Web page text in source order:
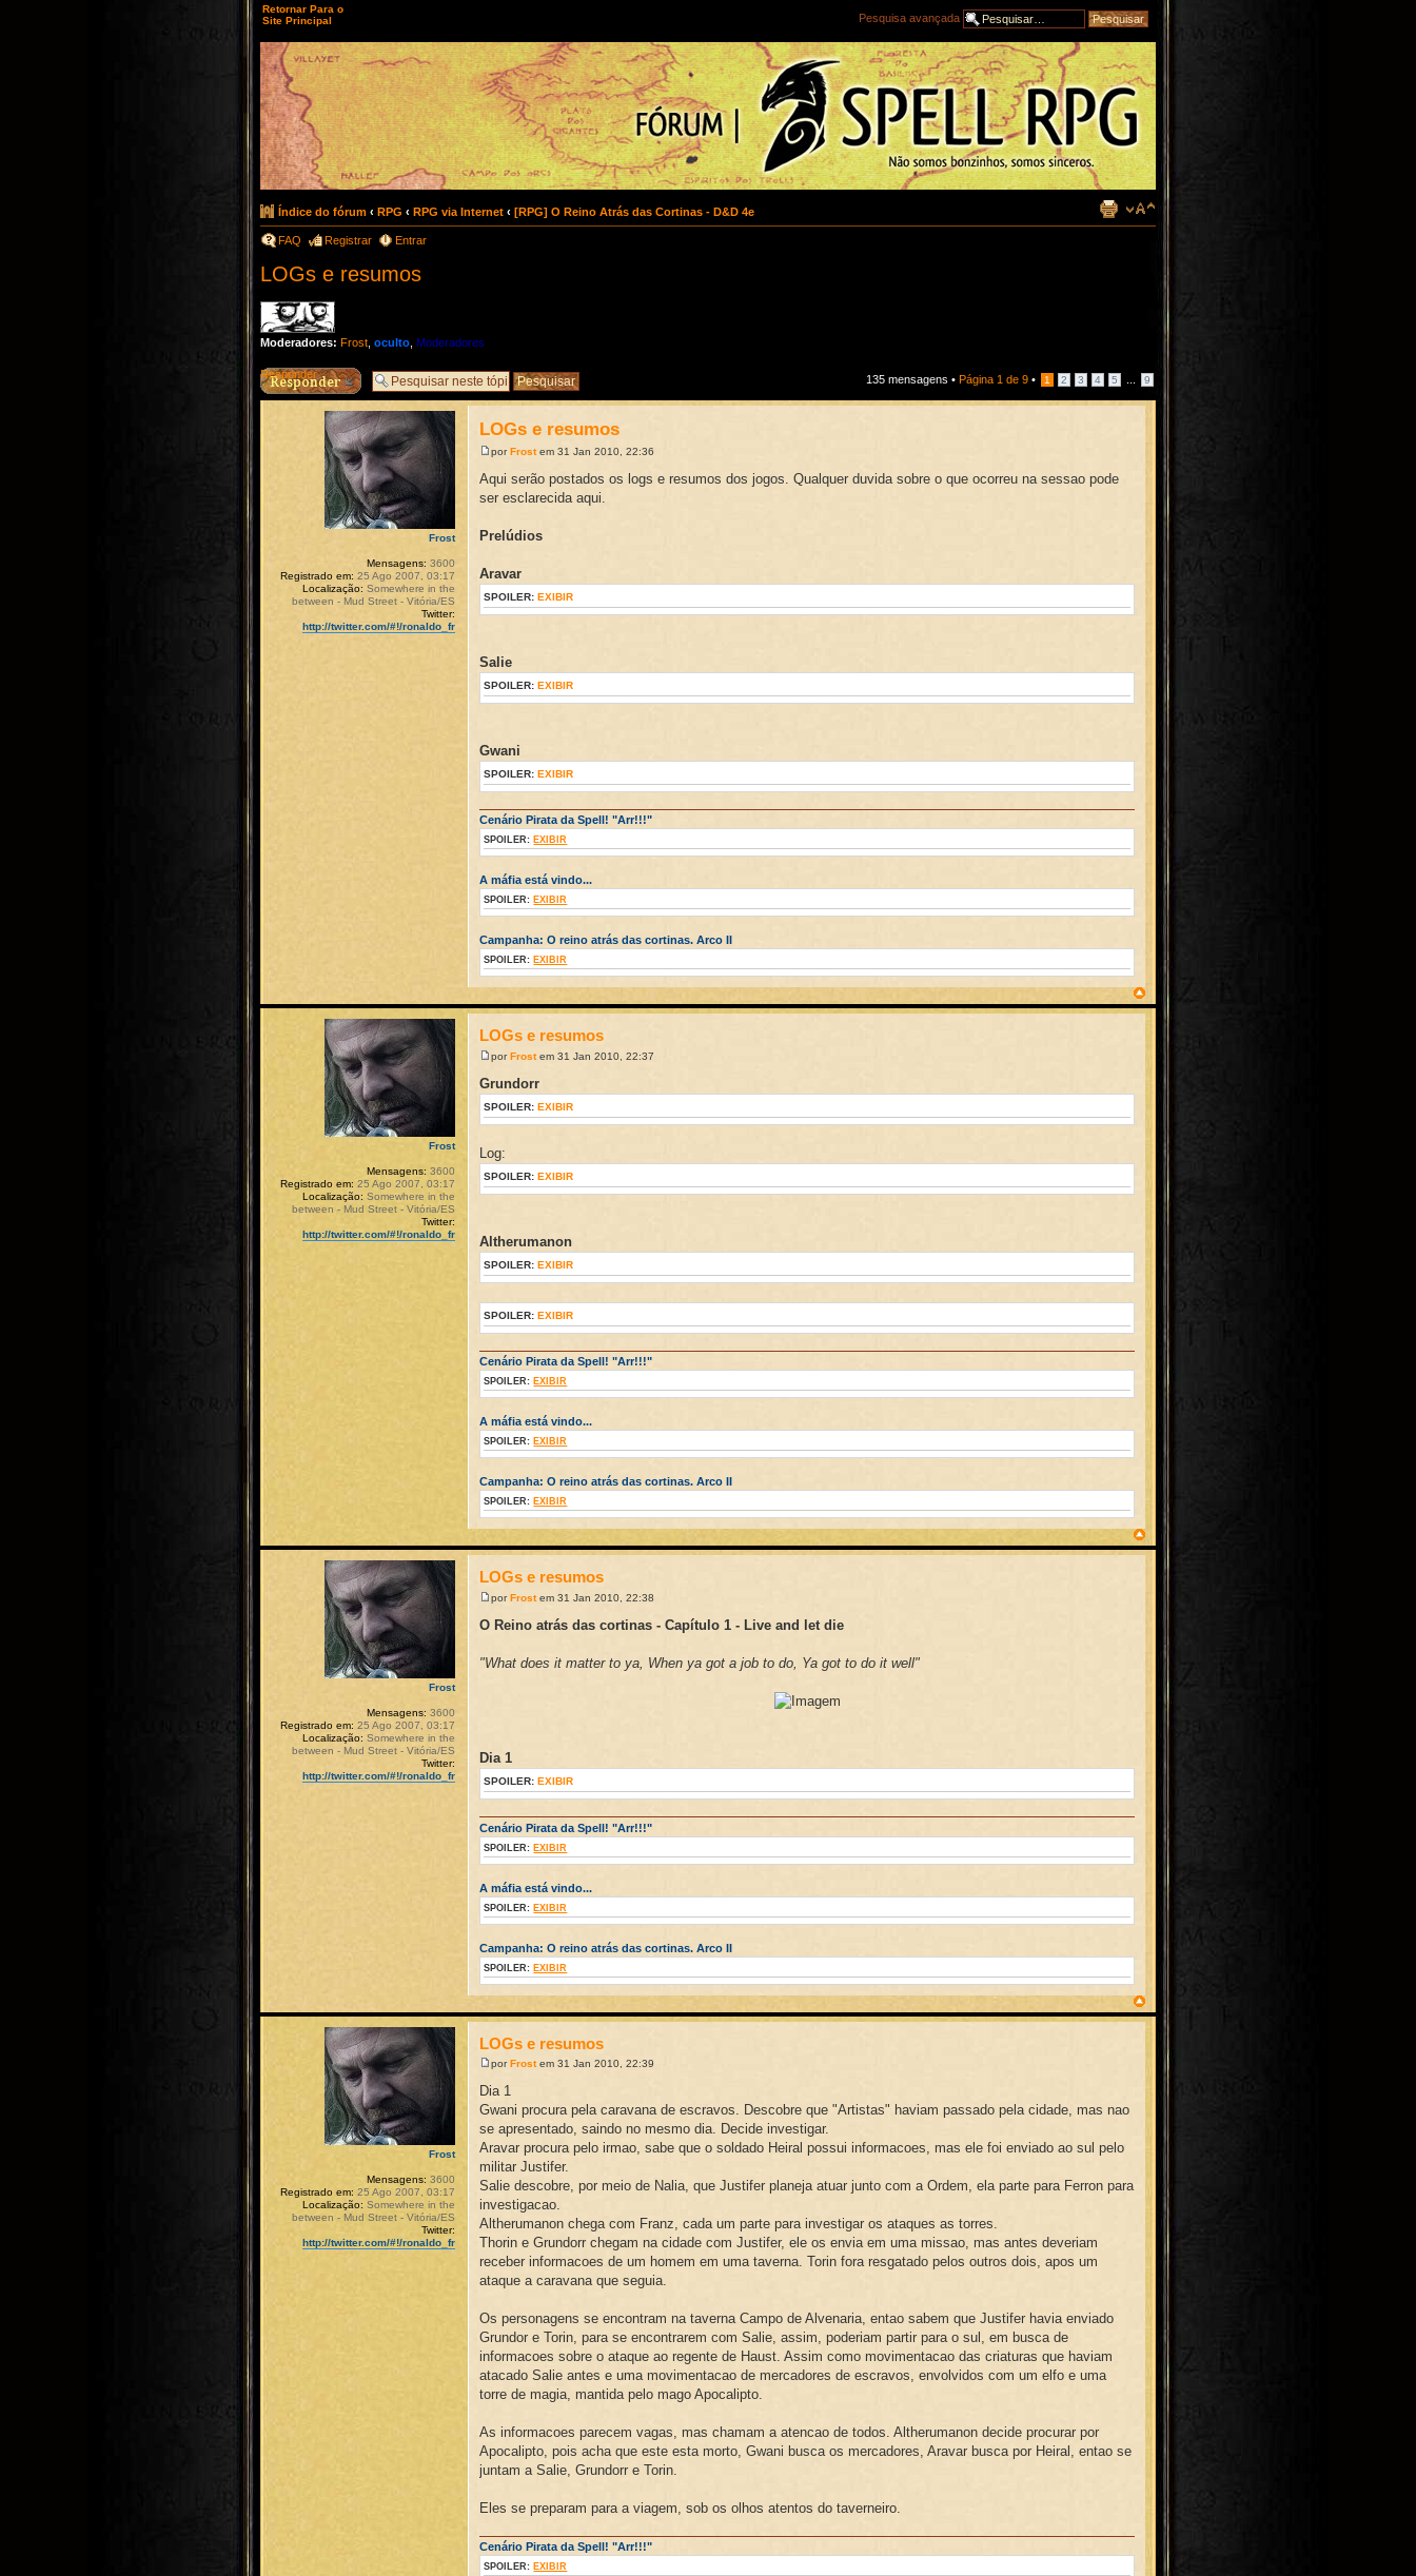
Retornar Para o
Site Principal
Pesquisa avançada
Índice do fórum ‹ RPG ‹ RPG via Internet ‹ [RPG] O Reino Atrás das Cortinas - D&D 4e
FAQ Registrar Entrar
LOGs e resumos
Moderadores: Frost oculto Moderadores
Responder 135 mensagens • Página 1 de 9 • 1 2 3 4 5 9
LOGs e resumos
porFrostem 31 Jan 2010, 22:36
Aqui serão postados os logs e resumos dos jogos. Qualquer duvida sobre o que ocorreu na sessao pode
ser esclarecida aqui.
Prelúdios
Aravar
SPOILER:EXIBIR
Salie
SPOILER:EXIBIR
Gwani
SPOILER:EXIBIR
Cenário Pirata da Spell! "Arr!!!"
SPOILER: EXIBIR
A máfia está vindo...
SPOILER: EXIBIR
Campanha: O reino atrás das cortinas. Arco II
SPOILER: EXIBIR
Frost
Mensagens: 3600
Registrado em: 25 Ago 2007, 03:17
Localização: Somewhere in the
between - Mud Street - Vitória/ES
Twitter:
http://twitter.com/#!/ronaldo_fr
LOGs e resumos
porFrostem 31 Jan 2010, 22:37
Grundorr
SPOILER:EXIBIR
Log:
SPOILER:EXIBIR
Altherumanon
SPOILER:EXIBIR
SPOILER:EXIBIR
Cenário Pirata da Spell! "Arr!!!"
SPOILER: EXIBIR
A máfia está vindo...
SPOILER: EXIBIR
Campanha: O reino atrás das cortinas. Arco II
SPOILER: EXIBIR
Frost
Mensagens: 3600
Registrado em: 25 Ago 2007, 03:17
Localização: Somewhere in the
between - Mud Street - Vitória/ES
Twitter:
http://twitter.com/#!/ronaldo_fr
LOGs e resumos
porFrostem 31 Jan 2010, 22:38
O Reino atrás das cortinas - Capítulo 1 - Live and let die
"What does it matter to ya, When ya got a job to do, Ya got to do it well"
Dia 1
SPOILER:EXIBIR
Cenário Pirata da Spell! "Arr!!!"
SPOILER: EXIBIR
A máfia está vindo...
SPOILER: EXIBIR
Campanha: O reino atrás das cortinas. Arco II
SPOILER: EXIBIR
Frost
Mensagens: 3600
Registrado em: 25 Ago 2007, 03:17
Localização: Somewhere in the
between - Mud Street - Vitória/ES
Twitter:
http://twitter.com/#!/ronaldo_fr
LOGs e resumos
porFrostem 31 Jan 2010, 22:39
Dia 1
Gwani procura pela caravana de escravos. Descobre que "Artistas" haviam passado pela cidade, mas nao
se apresentado, saindo no mesmo dia. Decide investigar.
Aravar procura pelo irmao, sabe que o soldado Heiral possui informacoes, mas ele foi enviado ao sul pelo
militar Justifer.
Salie descobre, por meio de Nalia, que Justifer planeja atuar junto com a Ordem, ela parte para Ferron para
investigacao.
Altherumanon chega com Franz, cada um parte para investigar os ataques as torres.
Thorin e Grundorr chegam na cidade com Justifer, ele os envia em uma missao, mas antes deveriam
receber informacoes de um homem em uma taverna. Torin fora resgatado pelos outros dois, apos um
ataque a caravana que seguia.
Os personagens se encontram na taverna Campo de Alvenaria, entao sabem que Justifer havia enviado
Grundor e Torin, para se encontrarem com Salie, assim, poderiam partir para o sul, em busca de
informacoes sobre o ataque ao regente de Haust. Assim como movimentacao das criaturas que haviam
atacado Salie antes e uma movimentacao de mercadores de escravos, envolvidos com um elfo e uma
torre de magia, mantida pelo mago Apocalipto.
As informacoes parecem vagas, mas chamam a atencao de todos. Altherumanon decide procurar por
Apocalipto, pois acha que este esta morto, Gwani busca os mercadores, Aravar busca por Heiral, entao se
juntam a Salie, Grundorr e Torin.
Eles se preparam para a viagem, sob os olhos atentos do taverneiro.
Cenário Pirata da Spell! "Arr!!!"
SPOILER: EXIBIR
Frost
Mensagens: 3600
Registrado em: 25 Ago 2007, 03:17
Localização: Somewhere in the
between - Mud Street - Vitória/ES
Twitter:
http://twitter.com/#!/ronaldo_fr